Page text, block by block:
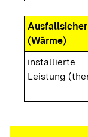
(Wärme)
installierte
Leistung